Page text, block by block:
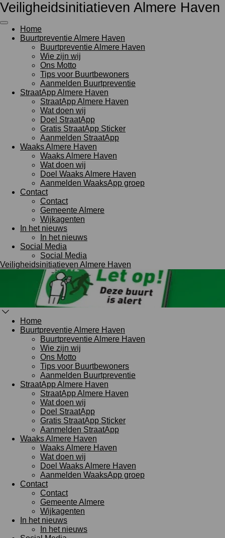
Ga
naar
de
hoofdinhoud
Veiligheidsinitiatieven Almere Haven
Home
Buurtpreventie Almere Haven
Buurtpreventie Almere Haven
Wie zijn wij
Ons Motto
Tips voor Buurtbewoners
Aanmelden Buurtpreventie
StraatApp Almere Haven
StraatApp Almere Haven
Wat doen wij
Doel StraatApp
Gratis StraatApp Sticker
Aanmelden StraatApp
Waaks Almere Haven
Waaks Almere Haven
Wat doen wij
Doel Waaks Almere Haven
Aanmelden WaaksApp groep
Contact
Contact
Gemeente Almere
Wijkagenten
In het nieuws
In het nieuws
Social Media
Social Media
Veiligheidsinitiatieven Almere Haven
Home
Buurtpreventie Almere Haven
Buurtpreventie Almere Haven
Wie zijn wij
Ons Motto
Tips voor Buurtbewoners
Aanmelden Buurtpreventie
StraatApp Almere Haven
StraatApp Almere Haven
Wat doen wij
Doel StraatApp
Gratis StraatApp Sticker
Aanmelden StraatApp
Waaks Almere Haven
Waaks Almere Haven
Wat doen wij
Doel Waaks Almere Haven
Aanmelden WaaksApp groep
Contact
Contact
Gemeente Almere
Wijkagenten
In het nieuws
In het nieuws